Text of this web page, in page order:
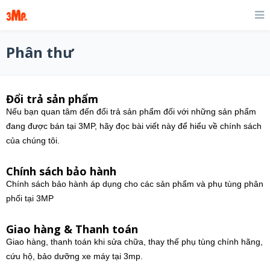
Phân thư
Đổi trả sản phẩm
Nếu bạn quan tâm đến đổi trả sản phẩm đối với những sản phẩm
đang được bán tại 3MP, hãy đọc bài viết này để hiểu về chính sách
của chúng tôi.
Chính sách bảo hành
Chính sách bảo hành áp dụng cho các sản phẩm và phụ tùng phân
phối tại 3MP
Giao hàng & Thanh toán
Giao hàng, thanh toán khi sửa chữa, thay thế phụ tùng chính hãng,
cứu hộ, bảo dưỡng xe máy tại 3mp.